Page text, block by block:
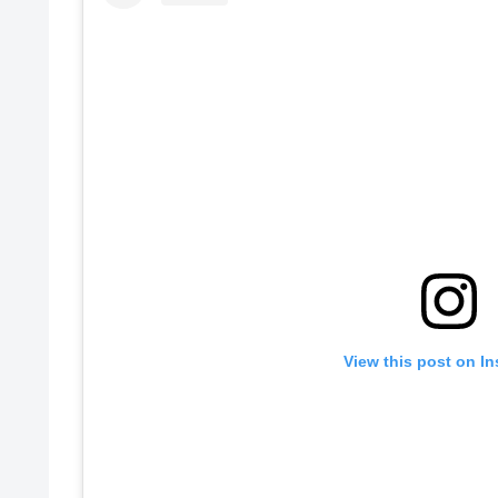
View this post on